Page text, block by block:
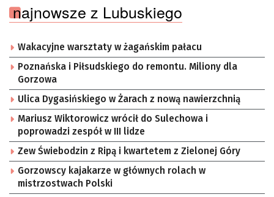
najnowsze z Lubuskiego
Wakacyjne warsztaty w żagańskim pałacu
Poznańska i Piłsudskiego do remontu. Miliony dla
Gorzowa
Ulica Dygasińskiego w Żarach z nową nawierzchnią
Mariusz Wiktorowicz wrócił do Sulechowa i
poprowadzi zespół w III lidze
Zew Świebodzin z Ripą i kwartetem z Zielonej Góry
Gorzowscy kajakarze w głównych rolach w
mistrzostwach Polski